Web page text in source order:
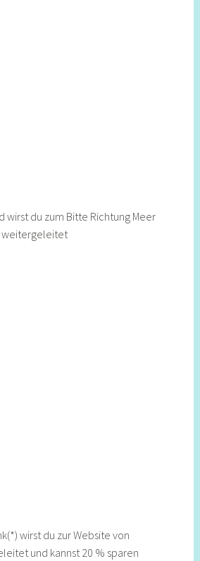
wirst du zum Bitte Richtung Meer
weitergeleitet
wirst du zur Website von
und kannst 20 % sparen